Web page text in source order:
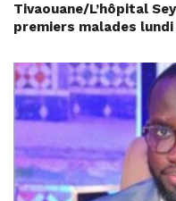
Tivaouane/L’hôpital
premiers malades lundi